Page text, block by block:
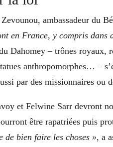
ambassadeur du
en France, y compris dans
Dahomey – trônes royaux,
anthropomorphes… –
par des missionnaires ou
et Felwine Sarr devront
être rapatriées puis
de bien faire les choses », a